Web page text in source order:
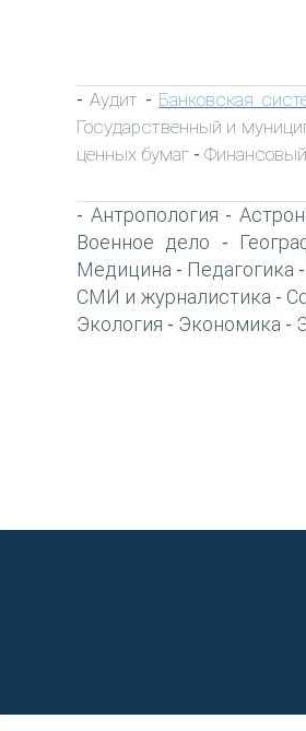
-Аудит - Банковская
Государственный и
ценных бумаг -
- Антропология -
Военное дело -
Медицина - Педагогика -
СМИ и журналистика -
Экология - Экономика -